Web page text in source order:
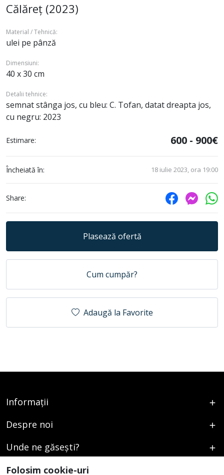
Călăreț (2023)
Material / Tehnică:
ulei pe pânză
Dimensiuni:
40 x 30 cm
Detalii tehnice:
semnat stânga jos, cu bleu: C. Tofan, datat dreapta jos,
cu negru: 2023
Estimare: 600 - 900€
Încheiată în: 18 iulie 2023, ora 19:00
Share:
Plasează ofertă
Cum cumpăr?
Adaugă la Favorite
Informații
Despre noi
Unde ne găsești?
Urmați-ne
Folosim cookie-uri